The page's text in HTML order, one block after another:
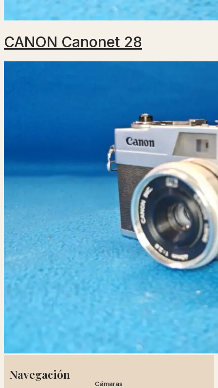
CANON Canonet 28
Navegación
Cámaras